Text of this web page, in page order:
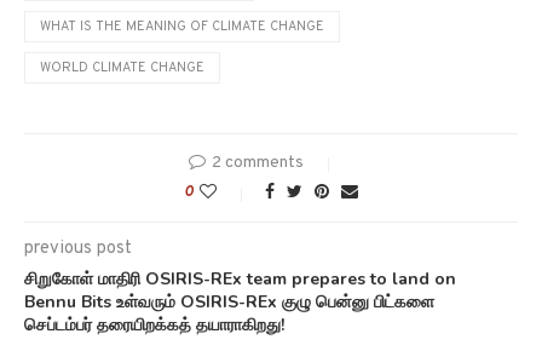
WHAT IS THE MEANING OF CLIMATE CHANGE
WORLD CLIMATE CHANGE
2 comments
0
previous post
சிறுகோள் மாதிரி OSIRIS-REx team prepares to land on
Bennu Bits உள்வரும் OSIRIS-REx குழு பென்னு பிட்களை
செப்டம்பர் தரையிறக்கத் தயாராகிறது!